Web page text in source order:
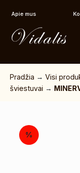
Apie mus
Pradžia →Visi
šviestuvai →
%